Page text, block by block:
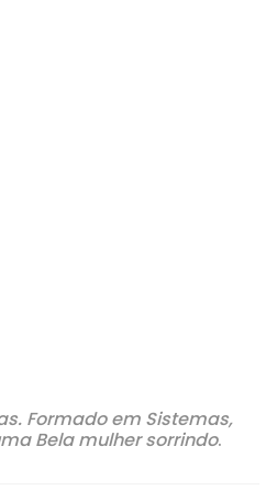
Formado em Sistemas,
Bela mulher sorrindo.